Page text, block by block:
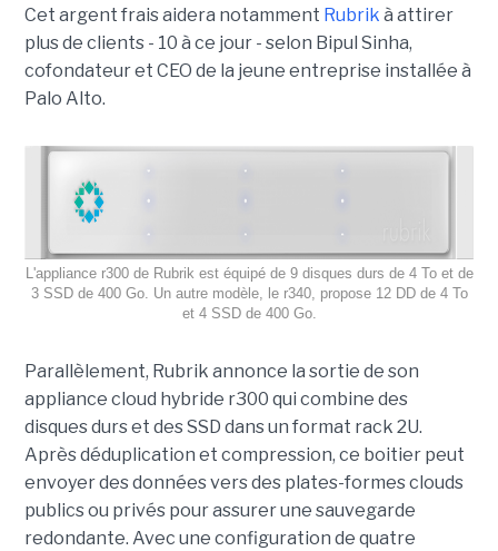
Cet argent frais aidera notamment Rubrik à attirer
plus de clients - 10 à ce jour - selon Bipul Sinha,
cofondateur et CEO de la jeune entreprise installée à
Palo Alto.
L'appliance r300 de Rubrik est équipé de 9 disques durs de 4 To et de
3 SSD de 400 Go. Un autre modèle, le r340, propose 12 DD de 4 To
et 4 SSD de 400 Go.
Parallèlement, Rubrik annonce la sortie de son
appliance cloud hybride r300 qui combine des
disques durs et des SSD dans un format rack 2U.
Après déduplication et compression, ce boitier peut
envoyer des données vers des plates-formes clouds
publics ou privés pour assurer une sauvegarde
redondante. Avec une configuration de quatre